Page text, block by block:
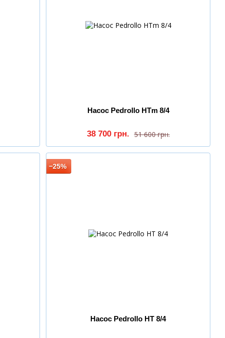
Насос Pedrollo HTm 8/4
51 600 грн.
38 700 грн.
−25%
Насос Pedrollo HT 8/4